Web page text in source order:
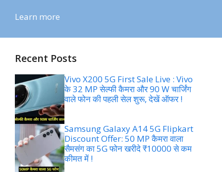
Learn more
Recent Posts
Vivo X200 5G First Sale Live : Vivo
के 32 MP सेल्फी कैमरा और 90 W चार्जिंग
वाले फोन की पहली सेल शुरू, देखें ऑफर !
Samsung Galaxy A14 5G Flipkart
Discount Offer: 50 MP कैमरा वाला
सैमसंग का 5G फोन खरीदे ₹10000 से कम
कीमत में !